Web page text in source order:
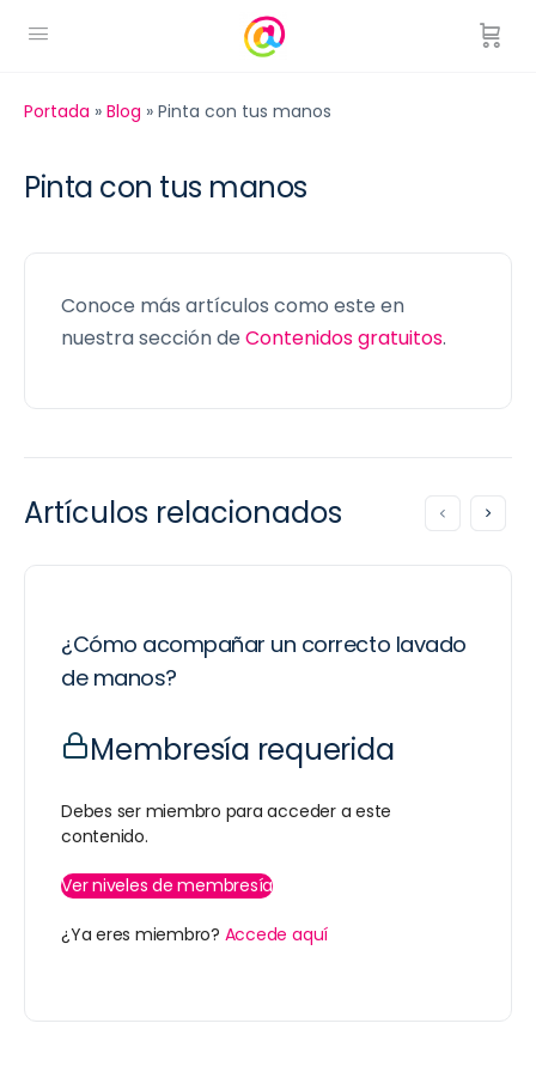
Portada » Blog » Pinta con tus manos
Pinta con tus manos
Conoce más artículos como este en
nuestra sección de Contenidos gratuitos.
Artículos relacionados
¿Cómo acompañar un correcto lavado
de manos?
Membresía requerida
Debes ser miembro para acceder a este
contenido.
Ver niveles de membresía
¿Ya eres miembro? Accede aquí